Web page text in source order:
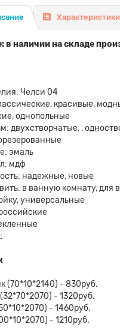
Характеристики
в наличии на складе
Челси 04
красивые,
однопольные
двухстворчатые, ,
эмаль
мдф
надежные, новые
в ванную комнату, для
универсальные
(70*10*2140) - 830руб.
- 1320руб.
- 1460руб.
- 1210руб.